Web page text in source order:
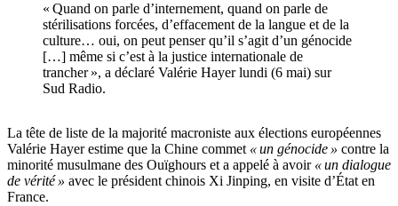
« Quand on parle d’internement, quand on parle de
stérilisations forcées, d’effacement de la langue et de la
culture… oui, on peut penser qu’il s’agit d’un génocide
[…] même si c’est à la justice internationale de
trancher », a déclaré Valérie Hayer lundi (6 mai) sur
Sud Radio.
La tête de liste de la majorité macroniste aux élections européennes
Valérie Hayer estime que la Chine commet « un génocide » contre la
minorité musulmane des Ouïghours et a appelé à avoir « un dialogue
de vérité » avec le président chinois Xi Jinping, en visite d’État en
France.